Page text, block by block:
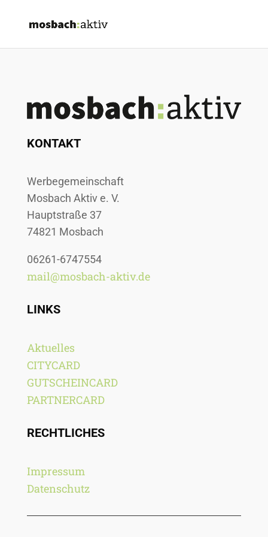
KONTAKT
Werbegemeinschaft
Mosbach Aktiv e. V.
Hauptstraße 37
74821 Mosbach
06261-6747554
mail@mosbach-aktiv.de
LINKS
Aktuelles
CITYCARD
GUTSCHEINCARD
PARTNERCARD
RECHTLICHES
Impressum
Datenschutz